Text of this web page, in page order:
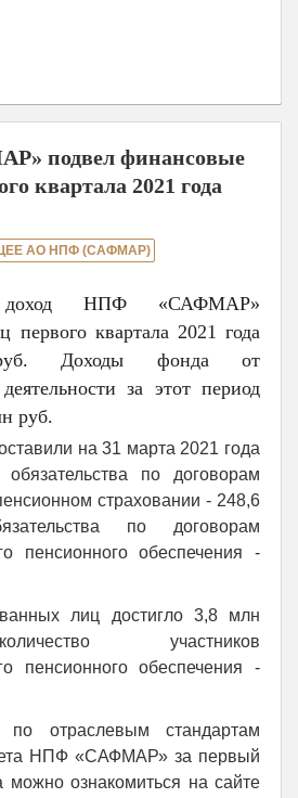
подвел финансовые
квартала 2021 года
АО НПФ (САФМАР)
доход НПФ «САФМАР»
первого квартала 2021 года
Доходы фонда от
за этот период
руб.
на 31 марта 2021 года
по договорам
страховании - 248,6
по договорам
пенсионного обеспечения -
лиц достигло 3,8 млн
участников
пенсионного обеспечения -
по отраслевым стандартам
НПФ «САФМАР» за первый
можно ознакомиться на сайте